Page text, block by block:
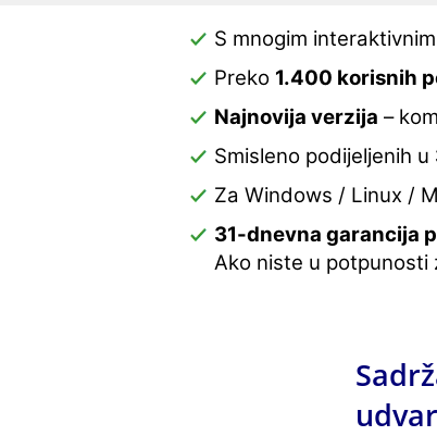
S mnogim
Preko 1.400 korisnih
Najnovija verzija –
Smisleno podijeljenih u
Za Windows / Linux /
31-dnevna garancija
Ako niste u potpunosti